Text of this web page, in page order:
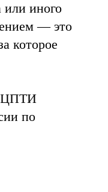
или иного
— это
которое
по